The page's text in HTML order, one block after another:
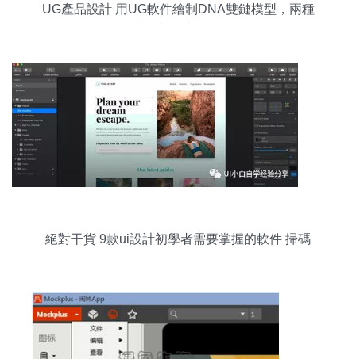
UG產品設計 用UG軟件繪制DNA雙鏈模型，兩種
絕對干貨 9款ui設計初學者需要掌握的軟件 掃碼